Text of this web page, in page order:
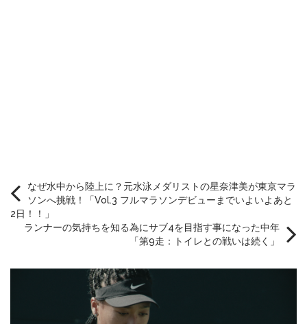
なぜ水中から陸上に？元水泳メダリストの星奈津美が東京マラ
ソンへ挑戦！「Vol.3 フルマラソンデビューまでいよいよあと
2日！！」
ランナーの気持ちを知る為にサブ4を目指す事になった中年
「第9走：トイレとの戦いは続く」